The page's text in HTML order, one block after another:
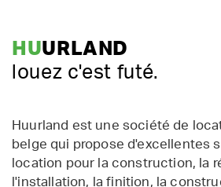
HUURLAND
louez c'est futé.
Huurland est une société de
belge qui propose d'excellentes
location pour la construction, la
l'installation, la finition, la